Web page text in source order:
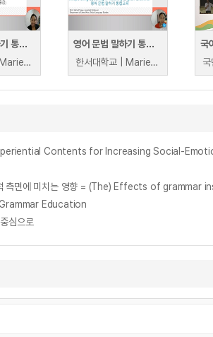
영어 문법 말하기 통합교육 (중급)
한서대학교 | Marie Charmaine P. Igwe
영어 문법 말하기 통합교육
한서대학교 | Marie Charmaine P. Igwe
국
Experiential Contents for Increasing Social-
Education
심으로